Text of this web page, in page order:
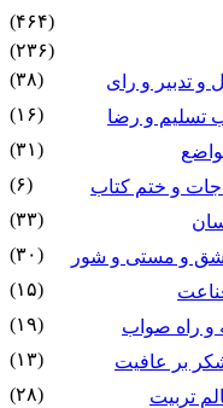
(۴۶۴)
(۲۳۶)
و تدبیر و رای
(۳۸)
تسلیم و رضا
(۱۶)
(۳۱)
و ختم کتاب
(۶)
(۳۳)
و مستی و شور
(۳۰)
(۱۵)
و راه صواب
(۱۹)
بر عافیت
(۱۳)
تربیت
(۲۸)